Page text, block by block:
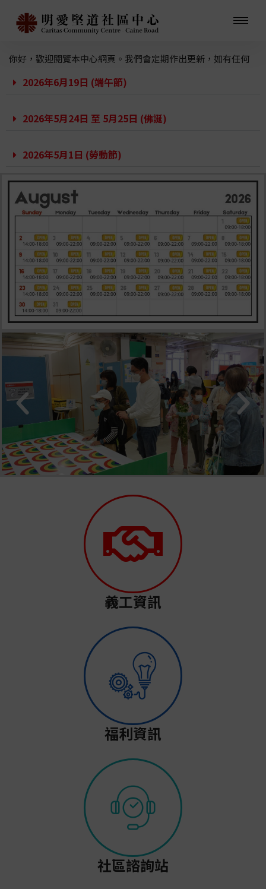
你好，歡迎閱覽本中心網頁。我們會定期作出更新，如有任何
意見，歡迎與我們聯絡。
2026年6月19日 (端午節)
2026年5月24日 至 5月25日 (佛誕)
2026年5月1日 (勞動節)
義工資訊
福利資訊
社區諮詢站